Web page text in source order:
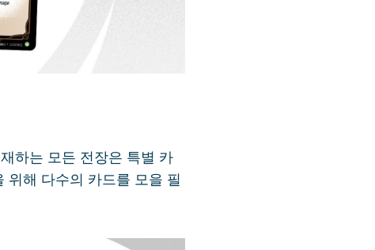
하는 모든 전장은 특별 카
위해 다수의 카드를 모을 필